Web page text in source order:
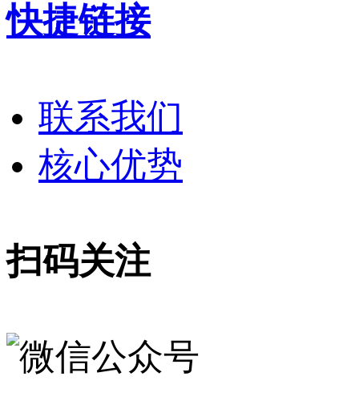
快捷链接
联系我们
核心优势
扫码关注